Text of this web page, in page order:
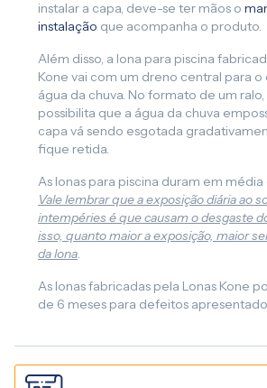
instalar a capa, deve-se ter mãos o
instalação que acompanha o produto.
Além disso, a lona para piscina
Kone vai com um dreno central para
água da chuva. No formato de um
possibilita que a água da chuva
capa vá sendo esgotada
fique retida.
As lonas para piscina duram em média
Vale lembrar que a exposição diária ao
intempéries é que causam o desgaste
isso, quanto maior a exposição, maior
da lona.
As lonas fabricadas pela Lonas Kone
de 6 meses para defeitos